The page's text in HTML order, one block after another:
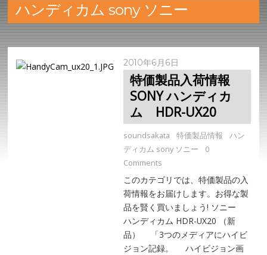
ハンディカム sony ソニー
2010年6月6日
特価製品入荷情報
SONY ハンディカ
ム HDR-UX20
soundsakata 特価製品情報
ハン
ディカム sony ソニー
0
Comments
このカテゴリでは、特価製品の入
荷情報をお届けします。お得な製
品を賢く買いましょう! ソニー
ハンディカム HDR-UX20 （新
品） 「3つのメディアにハイビ
ジョン記録。 ハイビジョン画